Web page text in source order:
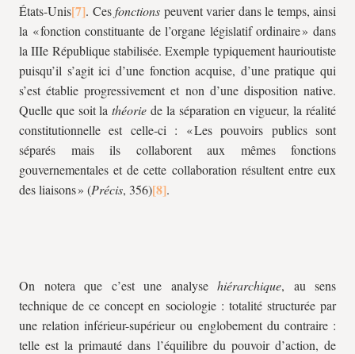
États-Unis
. Cesfonctions peuvent varier dans le temps, ainsi
la « fonction constituante de l’organe législatif ordinaire » dans
la IIIe République stabilisée. Exemple typiquement haurioutiste
puisqu’il s’agit ici d’une fonction acquise, d’une pratique qui
s’est établie progressivement et non d’une disposition native.
Quelle que soit lathéorie de la séparation en vigueur, la réalité
constitutionnelle est celle-ci : « Les pouvoirs publics sont
séparés mais ils collaborent aux mêmes fonctions
gouvernementales et de cette collaboration résultent entre eux
des liaisons » (Précis, 356) .
On notera que c’est une analyse hiérarchique, au sens
technique de ce concept en sociologie : totalité structurée par
une relation inférieur-supérieur ou englobement du contraire :
telle est la primauté dans l’équilibre du pouvoir d’action, de